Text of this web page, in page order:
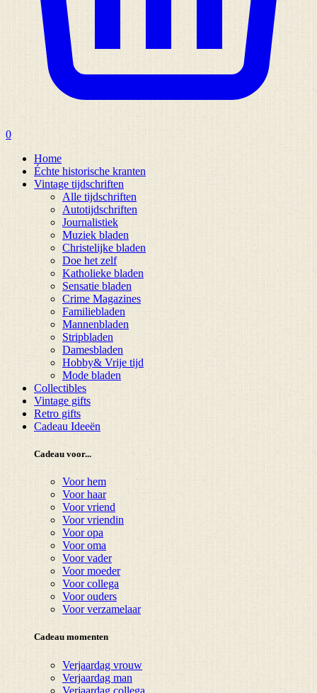
0
Home
Échte historische kranten
Vintage tijdschriften
Alle tijdschriften
Autotijdschriften
Journalistiek
Muziek bladen
Christelijke bladen
Doe het zelf
Katholieke bladen
Sensatie bladen
Crime Magazines
Familiebladen
Mannenbladen
Stripbladen
Damesbladen
Hobby& Vrije tijd
Mode bladen
Collectibles
Vintage gifts
Retro gifts
Cadeau Ideeën
Cadeau voor...
Voor hem
Voor haar
Voor vriend
Voor vriendin
Voor opa
Voor oma
Voor vader
Voor moeder
Voor collega
Voor ouders
Voor verzamelaar
Cadeau momenten
Verjaardag vrouw
Verjaardag man
Verjaardag collega